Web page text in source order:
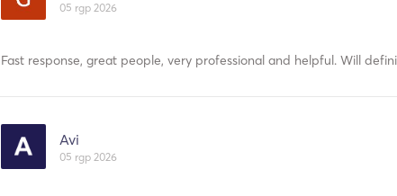
05 rgp 2026
Fast response, great people, very professional and helpful. Will
Avi
05 rgp 2026